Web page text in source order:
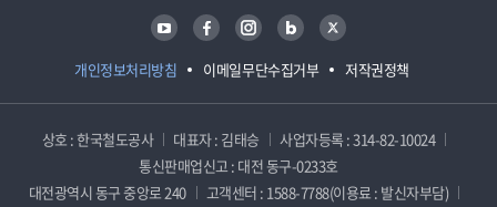
개인정보처리방침 이메일무단수집거부 저작권정책
유튜브 페이스북 인스타그램 블로그 트위터
상호 : 한국철도공사 대표자 : 김태승
사업자등록 : 314-82-10024
통신판매업신고 : 대전 동구-0233호
대전광역시 동구 중앙로 240
고객센터 : 1588-7788(이용료 : 발신자부담)